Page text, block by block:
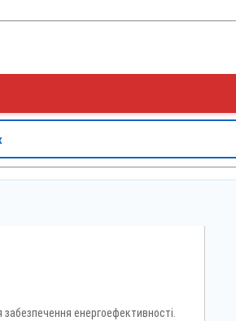
енергоефективності.